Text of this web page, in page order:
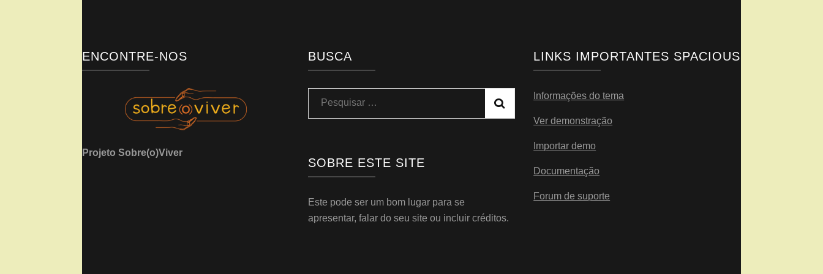
ENCONTRE-NOS
Projeto Sobre(o)Viver
BUSCA
Pesquisar
por:
SOBRE ESTE SITE
Este pode ser um bom lugar para se
apresentar, falar do seu site ou incluir créditos.
LINKS IMPORTANTES SPACIOUS
Informações do tema
Ver demonstração
Importar demo
Documentação
Forum de suporte